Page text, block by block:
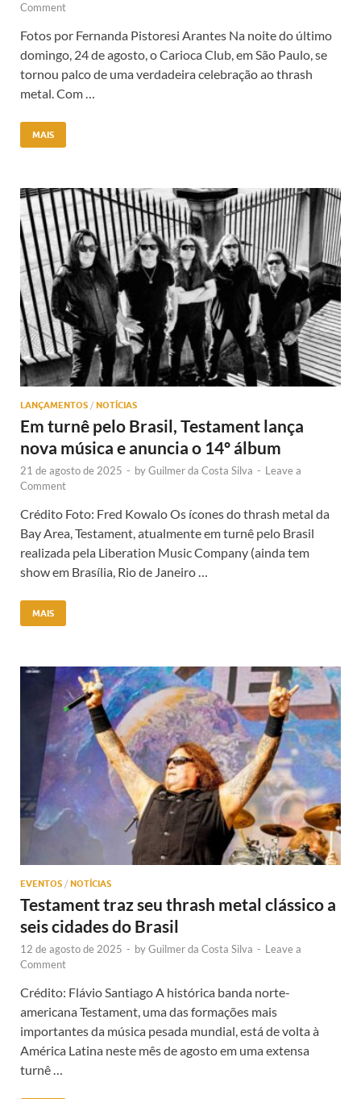
Comment
Fotos por Fernanda Pistoresi Arantes Na noite do último
domingo, 24 de agosto, o Carioca Club, em São Paulo, se
tornou palco de uma verdadeira celebração ao thrash
metal. Com …
MAIS
LANÇAMENTOS / NOTÍCIAS
Em turnê pelo Brasil, Testament lança
nova música e anuncia o 14º álbum
21 de agosto de 2025 - byGuilmer da Costa Silva - Leave a
Comment
Crédito Foto: Fred Kowalo Os ícones do thrash metal da
Bay Area, Testament, atualmente em turnê pelo Brasil
realizada pela Liberation Music Company (ainda tem
show em Brasília, Rio de Janeiro …
MAIS
EVENTOS / NOTÍCIAS
Testament traz seu thrash metal clássico a
seis cidades do Brasil
12 de agosto de 2025 - byGuilmer da Costa Silva - Leave a
Comment
Crédito: Flávio Santiago A histórica banda norte-
americana Testament, uma das formações mais
importantes da música pesada mundial, está de volta à
América Latina neste mês de agosto em uma extensa
turnê …